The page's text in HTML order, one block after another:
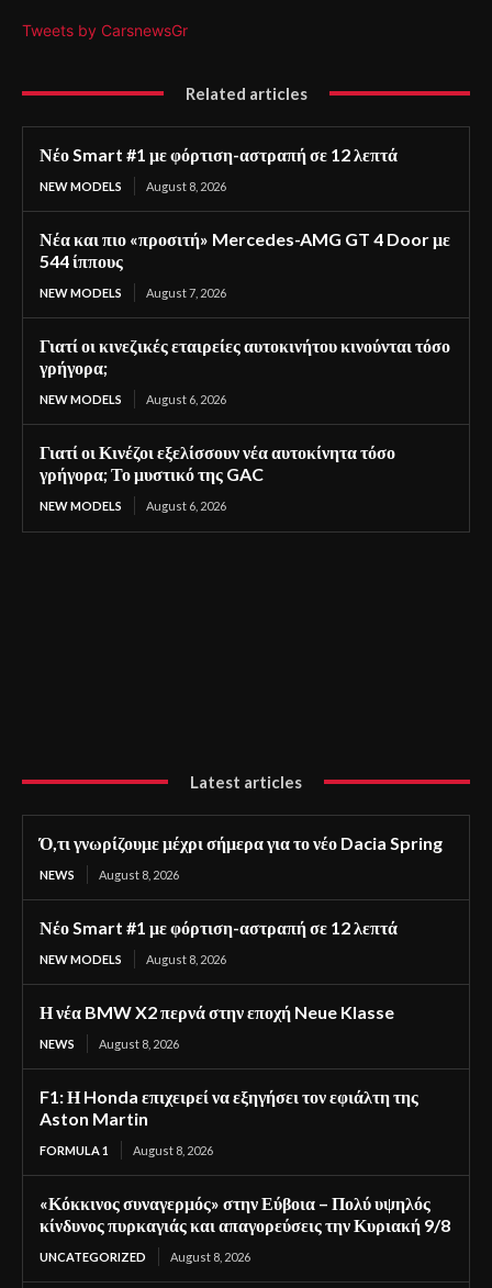
Tweets by CarsnewsGr
Related articles
Νέο Smart #1 με φόρτιση-αστραπή σε 12 λεπτά
NEW MODELS August 8, 2026
Νέα και πιο «προσιτή» Mercedes-AMG GT 4 Door με
544 ίππους
NEW MODELS August 7, 2026
Γιατί οι κινεζικές εταιρείες αυτοκινήτου κινούνται τόσο
γρήγορα;
NEW MODELS August 6, 2026
Γιατί οι Κινέζοι εξελίσσουν νέα αυτοκίνητα τόσο
γρήγορα; Το μυστικό της GAC
NEW MODELS August 6, 2026
Latest articles
Ό,τι γνωρίζουμε μέχρι σήμερα για το νέο Dacia Spring
NEWS August 8, 2026
Νέο Smart #1 με φόρτιση-αστραπή σε 12 λεπτά
NEW MODELS August 8, 2026
Η νέα BMW X2 περνά στην εποχή Neue Klasse
NEWS August 8, 2026
F1: Η Honda επιχειρεί να εξηγήσει τον εφιάλτη της
Aston Martin
FORMULA 1 August 8, 2026
«Κόκκινος συναγερμός» στην Εύβοια – Πολύ υψηλός
κίνδυνος πυρκαγιάς και απαγορεύσεις την Κυριακή 9/8
UNCATEGORIZED August 8, 2026